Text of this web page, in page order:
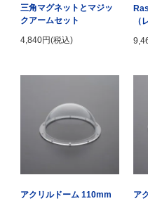
三角マグネットとマジッ
クアームセット
4,840円(税込)
（
アクリルドーム 110mm ア